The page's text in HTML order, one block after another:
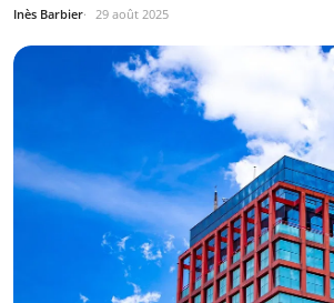
Inès Barbier 29 août 2025